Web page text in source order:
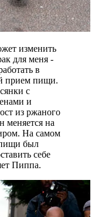
изменить
для меня -
в
прием пищи.
с
и
из ржаного
меняется на
На самом
был
себе
Пиппа.